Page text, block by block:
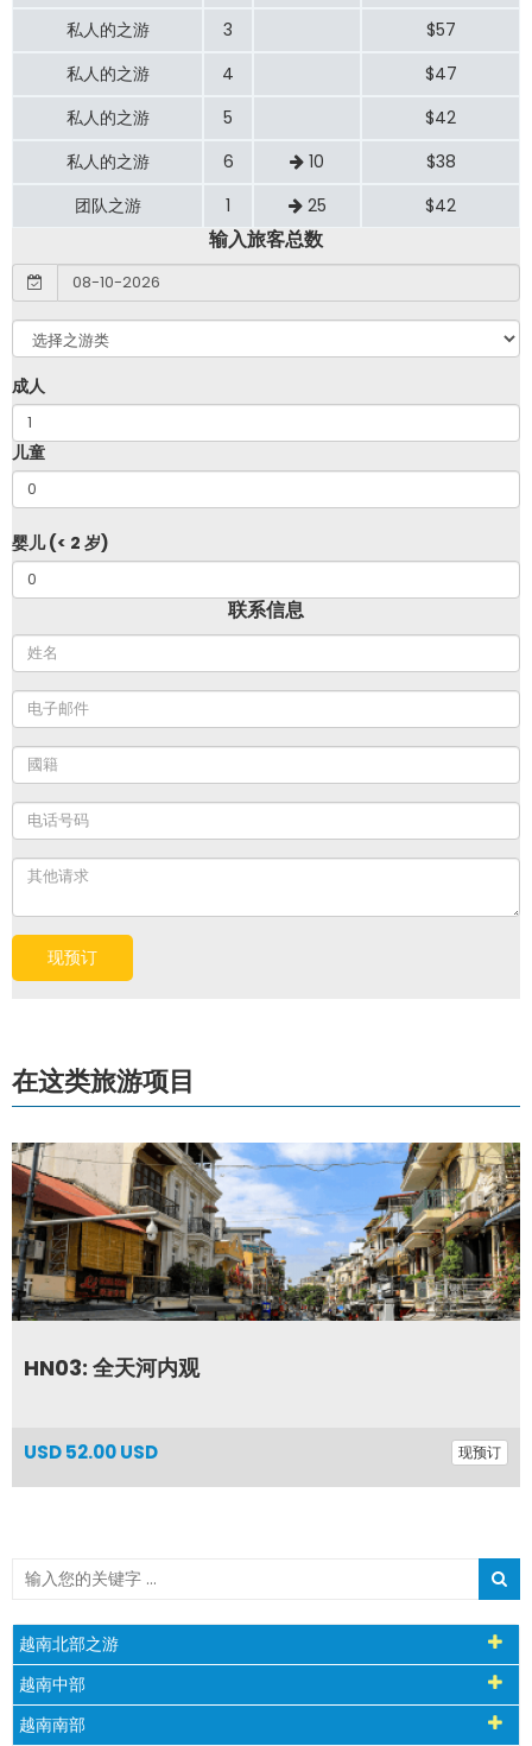
私人的之游
3
$57
私人的之游
4
$47
私人的之游
5
$42
私人的之游
6 10
$38
团队之游
1 25 $42
输入旅客总数
成人
儿童
婴儿 (< 2 岁)
联系信息
在这类旅游项目
HN03: 全天河内观
USD52.00 USD 现预订
越南北部之游
越南中部
越南南部